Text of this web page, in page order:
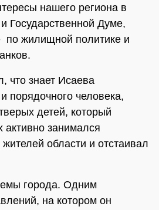
нашего региона в
Государственной Думе,
по жилищной политике и
что знает Исаева
порядочного человека,
детей, который
активно занимался
области и отстаивал
города. Одним
на котором он